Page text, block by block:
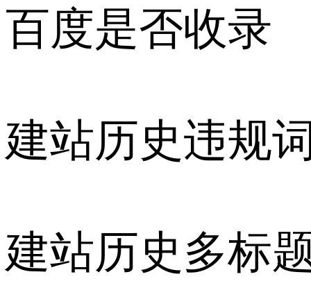
百度是否收录
建站历史违规
建站历史多标